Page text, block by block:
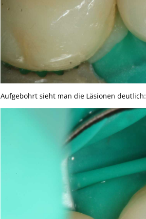
Aufgebohrt sieht man die Läsionen deutlich: